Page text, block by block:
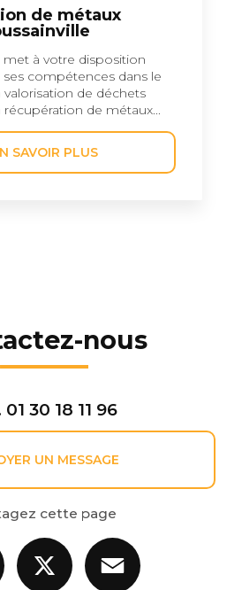
de métaux
met à votre disposition
compétences dans le
valorisation de déchets
de métaux...
SAVOIR PLUS
nous
01 30 18 11 96
UN MESSAGE
cette page
Facebook